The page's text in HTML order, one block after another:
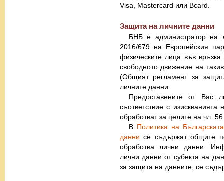
Visa, Mastercard или Bcard.
Защита на личните данни
БНБ е администратор на
2016/679 на Европейския
физическите лица във
свободното движение на
(Общият регламент за
личните данни.
Предоставените от Вас
съответствие с
обработват за целите на чл.
В Политика на
данни се съдържат общите
обработва лични данни.
лични данни от субекта на
за защита на данните, се